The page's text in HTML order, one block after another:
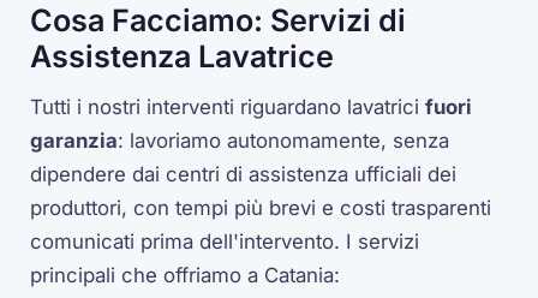
Cosa Facciamo: Servizi di
Assistenza Lavatrice
Tutti i nostri interventi riguardano lavatricifuori
garanzia: lavoriamo autonomamente, senza
dipendere dai centri di assistenza ufficiali dei
produttori, con tempi più brevi e costi trasparenti
comunicati prima dell'intervento. I servizi
principali che offriamo a Catania: